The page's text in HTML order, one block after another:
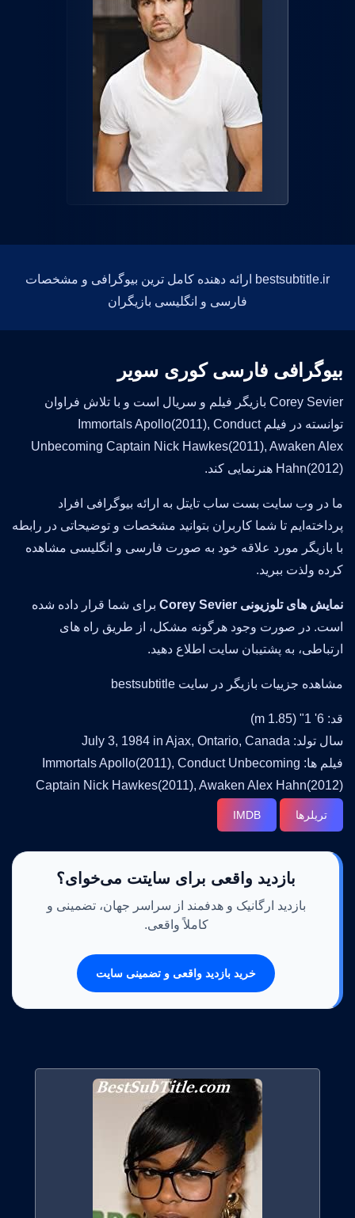
bestsubtitle.ir ارائه دهنده کامل ترین بیوگرافی و مشخصات
فارسی و انگلیسی بازیگران
بیوگرافی فارسی کوری سویر
Corey Sevier بازیگر فیلم و سریال است و با تلاش فراوان
توانسته در فیلم Immortals Apollo(2011), Conduct
Unbecoming Captain Nick Hawkes(2011), Awaken Alex
Hahn(2012) هنرنمایی کند.
ما در وب سایت بست ساب تایتل به ارائه بیوگرافی افراد
پرداخته‌ایم تا شما کاربران بتوانید مشخصات و توضیحاتی در رابطه
با بازیگر مورد علاقه خود به صورت فارسی و انگلیسی مشاهده
کرده ولذت ببرید.
نمایش های تلوزیونی Corey Sevier
برای شما قرار داده شده
است. در صورت وجود هرگونه مشکل، از طریق راه های
ارتباطی، به پشتیبان سایت اطلاع دهید.
مشاهده جزییات بازیگر در سایت bestsubtitle
قد: 6' 1" (1.85 m)
سال تولد: July 3, 1984 in Ajax, Ontario, Canada
فیلم ها: Immortals Apollo(2011), Conduct Unbecoming
Captain Nick Hawkes(2011), Awaken Alex Hahn(2012)
تریلرها IMDB
بازدید واقعی برای سایتت می‌خوای؟
بازدید ارگانیک و هدفمند از سراسر جهان، تضمینی و
کاملاً واقعی.
خرید بازدید واقعی و تضمینی سایت